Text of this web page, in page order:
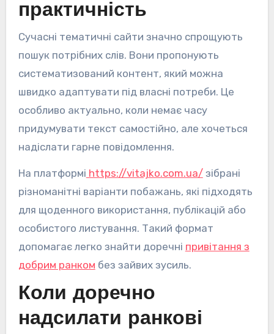
практичність
Сучасні тематичні сайти значно спрощують
пошук потрібних слів. Вони пропонують
систематизований контент, який можна
швидко адаптувати під власні потреби. Це
особливо актуально, коли немає часу
придумувати текст самостійно, але хочеться
надіслати гарне повідомлення.
На платформі https://vitajko.com.ua/зібрані
різноманітні варіанти побажань, які підходять
для щоденного використання, публікацій або
особистого листування. Такий формат
допомагає легко знайти доречні привiтання з
добрим ранком без зайвих зусиль.
Коли доречно
надсилати ранкові